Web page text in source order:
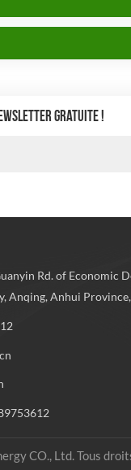
GRATUITE !
Rd. of Economic
Anqing, Anhui Province,
CO., Ltd. Tous